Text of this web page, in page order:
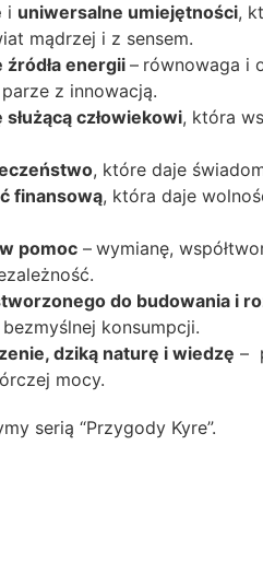
i uniwersalne umiejętności,
mądrzej i z sensem.
źródła energii– równowaga i
z innowacją.
człowiekowi, która
, które daje
finansową, która daje
pomoc – wymianę,
do budowania i
konsumpcji.
dziką naturę i wiedzę –
mocy.
serią “Przygody Kyre”.